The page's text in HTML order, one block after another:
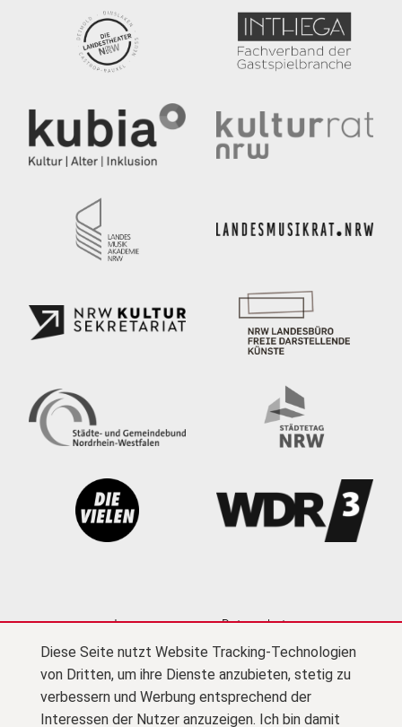
Diese Seite nutzt Website Tracking-Technologien
von Dritten, um ihre Dienste anzubieten, stetig zu
verbessern und Werbung entsprechend der
Interessen der Nutzer anzuzeigen. Ich bin damit
Impressum
Datenschutz
Cookie-Einstellungen
Kontakt
Newsletter
Presse
Barrierefreiheit Netiquette (PDF)